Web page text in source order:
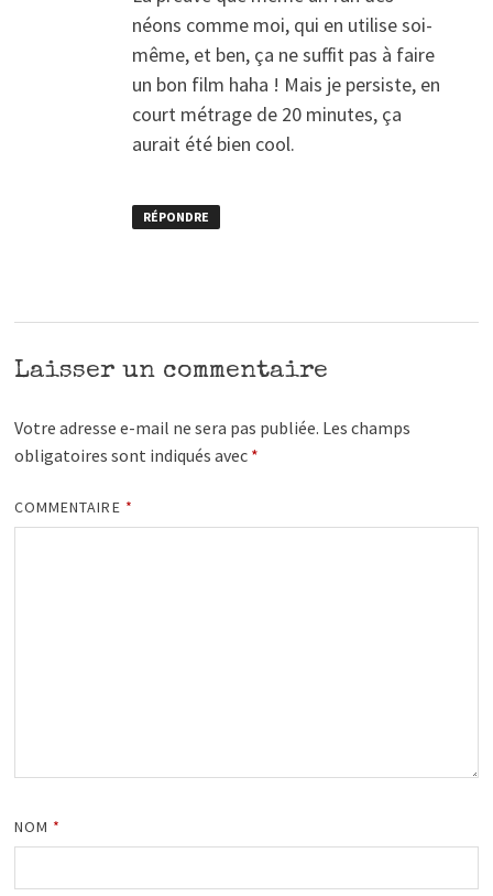
néons comme moi, qui en utilise soi-
même, et ben, ça ne suffit pas à faire
un bon film haha ! Mais je persiste, en
court métrage de 20 minutes, ça
aurait été bien cool.
RÉPONDRE
Laisser un commentaire
Votre adresse e-mail ne sera pas publiée. Les champs
obligatoires sont indiqués avec *
COMMENTAIRE *
NOM *